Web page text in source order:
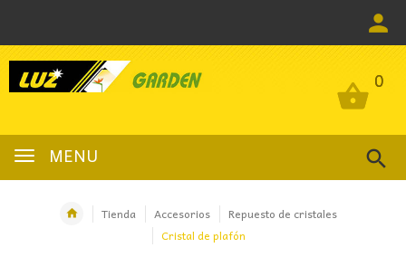
0
MENU
0
Tienda Accesorios
Repuesto de cristales
Cristal de plafón